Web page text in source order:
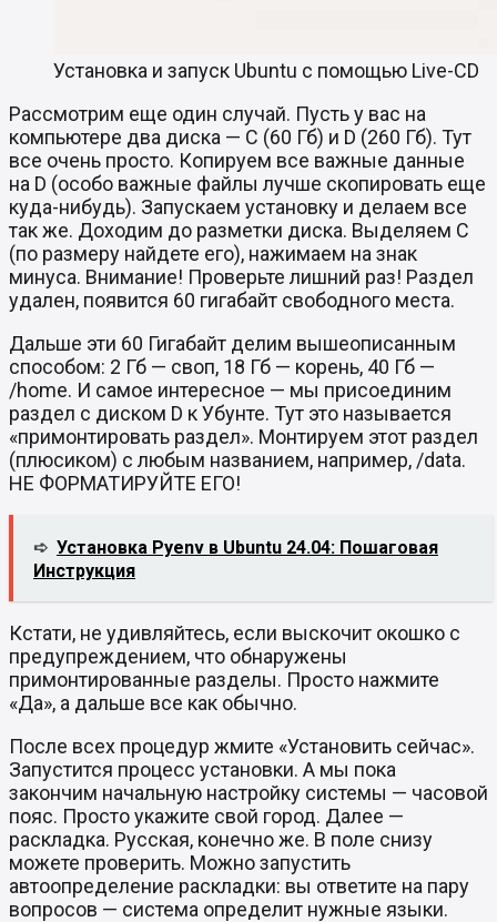
Установка и запуск Ubuntu с помощью Live-CD
Рассмотрим еще один случай. Пусть у вас на
компьютере два диска — C (60 Гб) и D (260 Гб). Тут
все очень просто. Копируем все важные данные
на D (особо важные файлы лучше скопировать еще
куда-нибудь). Запускаем установку и делаем все
так же. Доходим до разметки диска. Выделяем C
(по размеру найдете его), нажимаем на знак
минуса. Внимание! Проверьте лишний раз! Раздел
удален, появится 60 гигабайт свободного места.
Дальше эти 60 Гигабайт делим вышеописанным
способом: 2 Гб — своп, 18 Гб — корень, 40 Гб —
/home. И самое интересное — мы присоединим
раздел с диском D к Убунте. Тут это называется
«примонтировать раздел». Монтируем этот раздел
(плюсиком) с любым названием, например, /data.
НЕ ФОРМАТИРУЙТЕ ЕГО!
➪ Установка Pyenv в Ubuntu 24.04: Пошаговая
Инструкция
Кстати, не удивляйтесь, если выскочит окошко с
предупреждением, что обнаружены
примонтированные разделы. Просто нажмите
«Да», а дальше все как обычно.
После всех процедур жмите «Установить сейчас».
Запустится процесс установки. А мы пока
закончим начальную настройку системы — часовой
пояс. Просто укажите свой город. Далее —
раскладка. Русская, конечно же. В поле снизу
можете проверить. Можно запустить
автоопределение раскладки: вы ответите на пару
вопросов — система определит нужные языки.